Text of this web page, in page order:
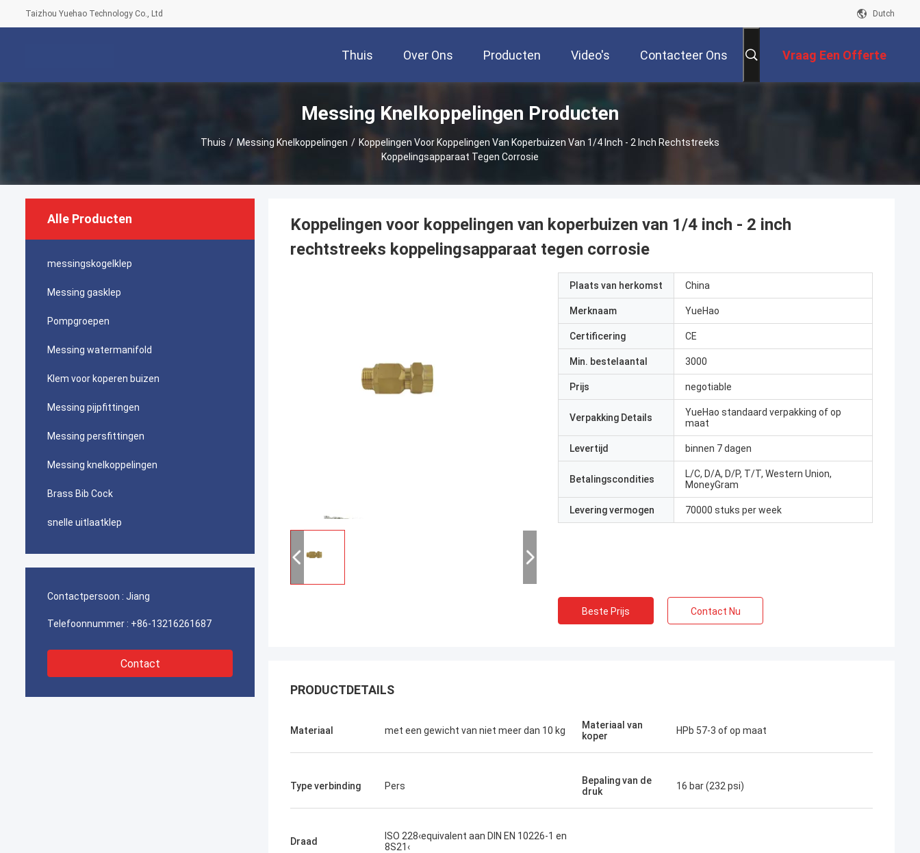
Taizhou Yuehao Technology Co., Ltd Dutch
Thuis Over Ons Producten Video's Contacteer Ons Vraag Een Offerte
Messing Knelkoppelingen Producten
Thuis / Messing Knelkoppelingen / Koppelingen Voor Koppelingen Van Koperbuizen Van 1/4 Inch - 2 Inch Rechtstreeks
Koppelingsapparaat Tegen Corrosie
Alle Producten
messingskogelklep
Messing gasklep
Pompgroepen
Messing watermanifold
Klem voor koperen buizen
Messing pijpfittingen
Messing persfittingen
Messing knelkoppelingen
Brass Bib Cock
snelle uitlaatklep
Contactpersoon : Jiang
Telefoonnummer : +86-13216261687
Contact
Koppelingen voor koppelingen van koperbuizen van 1/4 inch - 2 inch
rechtstreeks koppelingsapparaat tegen corrosie
Plaats van herkomst China
Merknaam YueHao
Certificering CE
Min. bestelaantal 3000
Prijs negotiable
Verpakking Details
YueHao standaard verpakking of op
maat
Levertijd binnen 7 dagen
Betalingscondities
L/C, D/A, D/P, T/T, Western Union,
MoneyGram
Levering vermogen 70000 stuks per week
Beste Prijs Contact Nu
PRODUCTDETAILS
Materiaal met een gewicht van niet meer dan 10 kg
Materiaal van
koper
HPb 57-3 of op maat
Type verbinding Pers
Bepaling van de
druk
16 bar (232 psi)
Draad
ISO 228‹equivalent aan DIN EN 10226-1 en
8S21‹